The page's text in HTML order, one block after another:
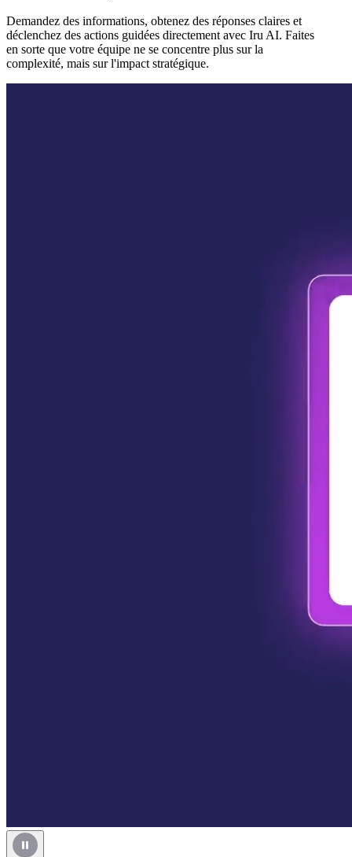
Demandez des informations, obtenez des réponses claires et
déclenchez des actions guidées directement avec Iru AI. Faites
en sorte que votre équipe ne se concentre plus sur la
complexité, mais sur l'impact stratégique.